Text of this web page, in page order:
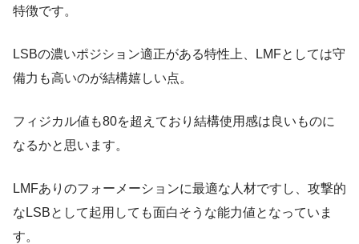
特徴です。
LSBの濃いポジション適正がある特性上、LMFとしては守
備力も高いのが結構嬉しい点。
フィジカル値も80を超えており結構使用感は良いものに
なるかと思います。
LMFありのフォーメーションに最適な人材ですし、攻撃的
なLSBとして起用しても面白そうな能力値となっていま
す。